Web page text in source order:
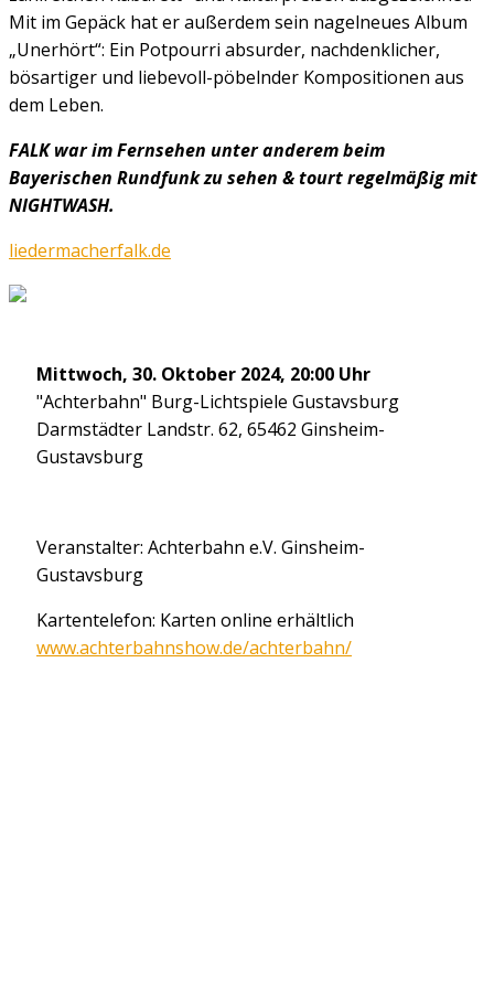
Mit im Gepäck hat er außerdem sein nagelneues Album
„Unerhört“: Ein Potpourri absurder, nachdenklicher,
bösartiger und liebevoll-pöbelnder Kompositionen aus
dem Leben.
FALK war im Fernsehen unter anderem beim
Bayerischen Rundfunk zu sehen & tourt regelmäßig mit
NIGHTWASH.
liedermacherfalk.de
Mittwoch, 30. Oktober 2024, 20:00 Uhr
"Achterbahn" Burg-Lichtspiele Gustavsburg
Darmstädter Landstr. 62, 65462 Ginsheim-
Gustavsburg
Veranstalter: Achterbahn e.V. Ginsheim-
Gustavsburg
Kartentelefon: Karten online erhältlich
www.achterbahnshow.de/achterbahn/